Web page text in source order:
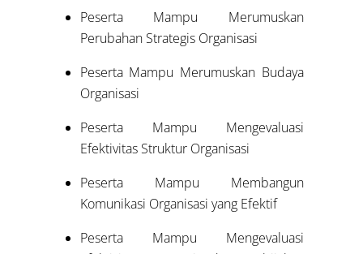
Peserta Mampu Merumuskan
Perubahan Strategis Organisasi
Peserta Mampu Merumuskan Budaya
Organisasi
Peserta Mampu Mengevaluasi
Efektivitas Struktur Organisasi
Peserta Mampu Membangun
Komunikasi Organisasi yang Efektif
Peserta Mampu Mengevaluasi